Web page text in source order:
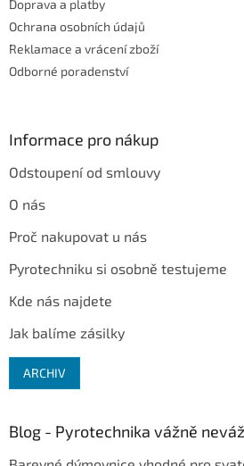
Doprava a platby
Ochrana osobních údajů
Reklamace a vrácení zboží
Odborné poradenství
Informace pro nákup
Odstoupení od smlouvy
O nás
Proč nakupovat u nás
Pyrotechniku si osobně testujeme
Kde nás najdete
Jak balíme zásilky
ARCHIV
Blog - Pyrotechnika vážně